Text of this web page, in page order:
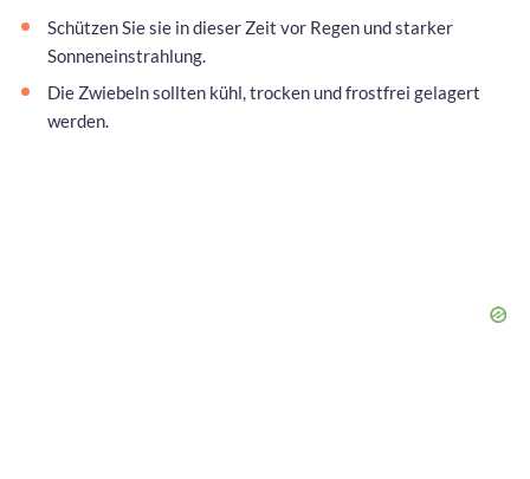
Schützen Sie sie in dieser Zeit vor Regen und starker
Sonneneinstrahlung.
Die Zwiebeln sollten kühl, trocken und frostfrei gelagert
werden.